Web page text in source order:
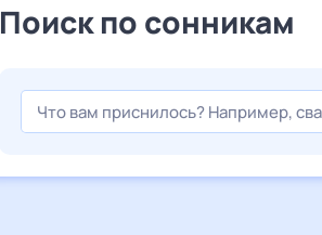
Поиск по сонникам